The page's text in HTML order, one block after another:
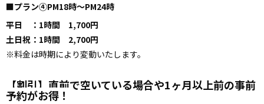
■プラン④PM18時～PM24時
平日 ：1時間 1,700円
土日祝：1時間 2,700円
※料金は時期により変動いたします。
【割引】直前で空いている場合や1ヶ月以上前の事前
予約がお得！